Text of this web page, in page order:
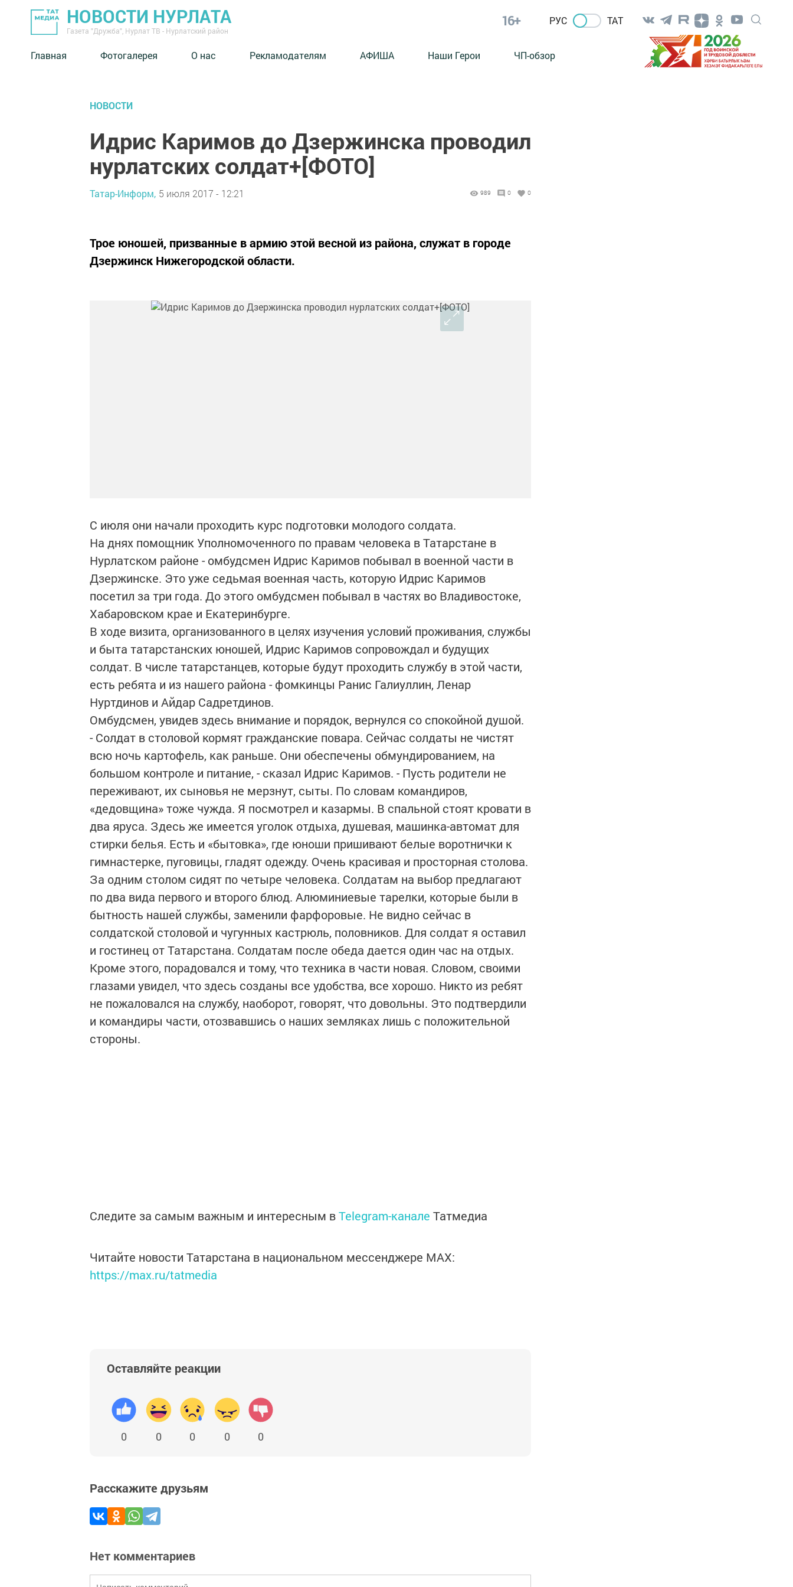
НОВОСТИ НУРЛАТА
Газета "Дружба", Нурлат ТВ - Нурлатский район
16+ РУС ТАТ
Главная Фотогалерея О нас Рекламодателям АФИША Наши Герои ЧП-обзор
НОВОСТИ
Идрис Каримов до Дзержинска проводил
нурлатских солдат+[ФОТО]
Татар-Информ, 5 июля 2017 - 12:21 989 0 0
Трое юношей, призванные в армию этой весной из района, служат в городе
Дзержинск Нижегородской области.
С июля они начали проходить курс подготовки молодого солдата.
На днях помощник Уполномоченного по правам человека в Татарстане в
Нурлатском районе - омбудсмен Идрис Каримов побывал в военной части в
Дзержинске. Это уже седьмая военная часть, которую Идрис Каримов
посетил за три года. До этого омбудсмен побывал в частях во Владивостоке,
Хабаровском крае и Екатеринбурге.
В ходе визита, организованного в целях изучения условий проживания, службы
и быта татарстанских юношей, Идрис Каримов сопровождал и будущих
солдат. В числе татарстанцев, которые будут проходить службу в этой части,
есть ребята и из нашего района - фомкинцы Ранис Галиуллин, Ленар
Нуртдинов и Айдар Садретдинов.
Омбудсмен, увидев здесь внимание и порядок, вернулся со спокойной душой.
- Солдат в столовой кормят гражданские повара. Сейчас солдаты не чистят
всю ночь картофель, как раньше. Они обеспечены обмундированием, на
большом контроле и питание, - сказал Идрис Каримов. - Пусть родители не
переживают, их сыновья не мерзнут, сыты. По словам командиров,
«дедовщина» тоже чужда. Я посмотрел и казармы. В спальной стоят кровати в
два яруса. Здесь же имеется уголок отдыха, душевая, машинка-автомат для
стирки белья. Есть и «бытовка», где юноши пришивают белые воротнички к
гимнастерке, пуговицы, гладят одежду. Очень красивая и просторная столова.
За одним столом сидят по четыре человека. Солдатам на выбор предлагают
по два вида первого и второго блюд. Алюминиевые тарелки, которые были в
бытность нашей службы, заменили фарфоровые. Не видно сейчас в
солдатской столовой и чугунных кастрюль, половников. Для солдат я оставил
и гостинец от Татарстана. Солдатам после обеда дается один час на отдых.
Кроме этого, порадовался и тому, что техника в части новая. Словом, своими
глазами увидел, что здесь созданы все удобства, все хорошо. Никто из ребят
не пожаловался на службу, наоборот, говорят, что довольны. Это подтвердили
и командиры части, отозвавшись о наших земляках лишь с положительной
стороны.
Следите за самым важным и интересным вTelegram-канале Татмедиа
Читайте новости Татарстана в национальном мессенджере MАХ:
https://max.ru/tatmedia
Оставляйте реакции
0 0 0 0 0
Расскажите друзьям
Нет комментариев